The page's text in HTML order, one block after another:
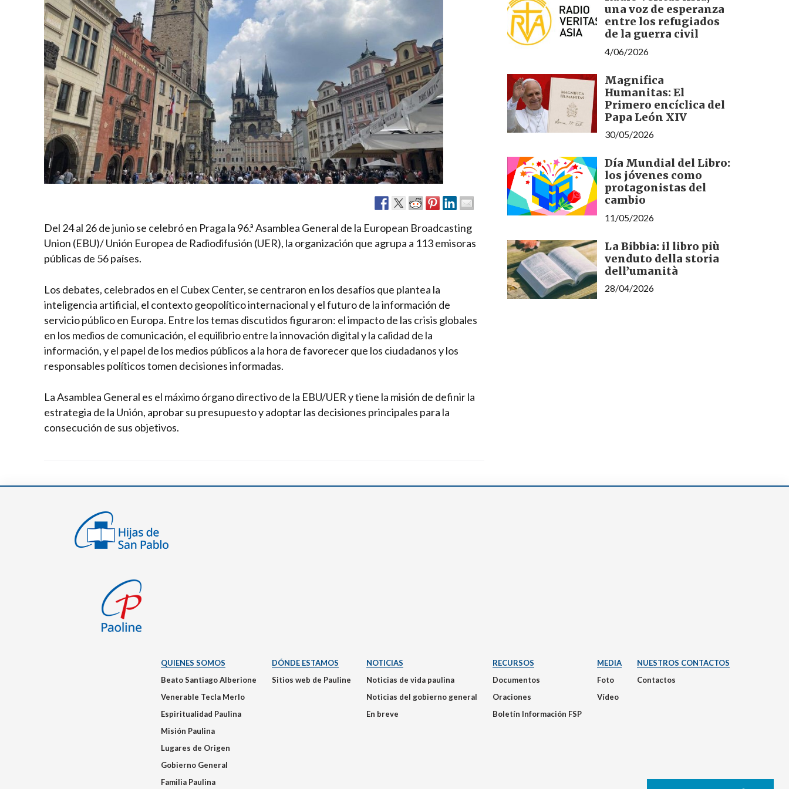
Narzole
San Lorenzo di Fossano
Del 24 al 26 de junio se celebró en Praga la 96.ª Asamblea General de la European Broadcasting
Union (EBU)/ Unión Europea de Radiodifusión (UER), la organización que agrupa a 113 emisoras
públicas de 56 países.
Los debates, celebrados en el Cubex Center, se centraron en los desafíos que plantea la
inteligencia artificial, el contexto geopolítico internacional y el futuro de la información de
servicio público en Europa. Entre los temas discutidos figuraron: el impacto de las crisis globales
en los medios de comunicación, el equilibrio entre la innovación digital y la calidad de la
información, y el papel de los medios públicos a la hora de favorecer que los ciudadanos y los
responsables políticos tomen decisiones informadas.
La Asamblea General es el máximo órgano directivo de la EBU/UER y tiene la misión de definir la
estrategia de la Unión, aprobar su presupuesto y adoptar las decisiones principales para la
consecución de sus objetivos.
una voz de esperanza
entre los refugiados
de la guerra civil
4/06/2026
Magnifica
Humanitas: El
Primero encíclica del
Papa León XIV
30/05/2026
Día Mundial del Libro:
los jóvenes como
protagonistas del
cambio
11/05/2026
La Bibbia: il libro più
venduto della storia
dell’umanità
28/04/2026
QUIENES SOMOS
Beato Santiago Alberione
Venerable Tecla Merlo
Espiritualidad Paulina
Misión Paulina
Lugares de Origen
Gobierno General
Familia Paulina
DÓNDE ESTAMOS
Sitios web de Pauline
NOTICIAS
Noticias de vida paulina
Noticias del gobierno general
En breve
RECURSOS
Documentos
Oraciones
Boletín Información FSP
MEDIA
Foto
Vídeo
NUESTROS CONTACTOS
Contactos